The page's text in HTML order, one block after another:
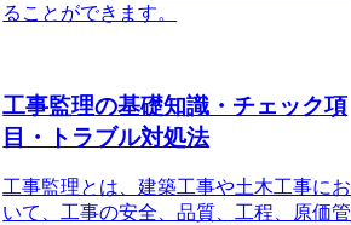
ることができます。
工事監理の基礎知識・チェック項
目・トラブル対処法
工事監理とは、建築工事や土木工事にお
いて、工事の安全、品質、工程、原価管